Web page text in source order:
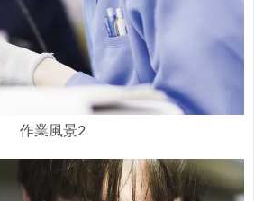
作業風景2